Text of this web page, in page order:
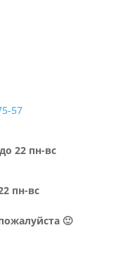
57
22 пн-вс
пн-вс
🙂